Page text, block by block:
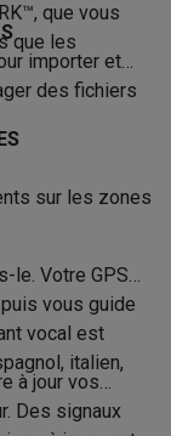
Système
Accessoires
plug & play
connectés
linge avec
que vous
que les
importer et
des fichiers
sur les zones
le. Votre GPS
vous guide
vocal est
italien,
à jour vos
Des signaux